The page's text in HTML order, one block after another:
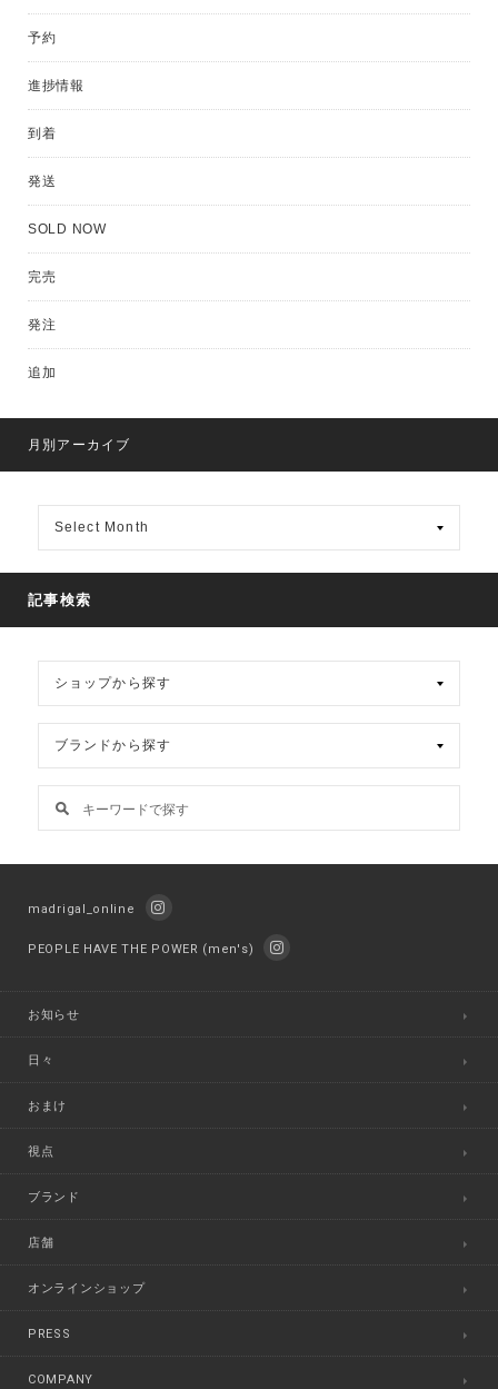
予約
進捗情報
到着
発送
SOLD NOW
完売
発注
追加
月別アーカイブ
ア
ー
カ
イ
ブ
記事検索
madrigal_online
PEOPLE HAVE THE POWER (men's)
お知らせ
日々
おまけ
視点
ブランド
店舗
オンラインショップ
PRESS
COMPANY